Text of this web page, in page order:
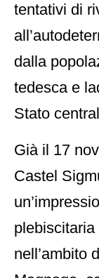
tentativi di
dalla
tedesca e
Stato
Già il 17
Castel
nell’ambito